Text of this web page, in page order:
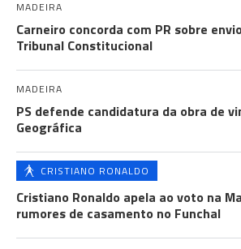
MADEIRA
Carneiro concorda com PR sobre
Tribunal Constitucional
MADEIRA
PS defende candidatura da obra de
Geográfica
CRISTIANO RONALDO
Cristiano Ronaldo apela ao voto na
rumores de casamento no Funchal